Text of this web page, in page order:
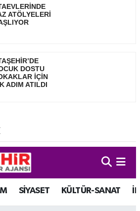
ATÖLYELERİ
DOSTU
İÇİN
ADIM ATILDI